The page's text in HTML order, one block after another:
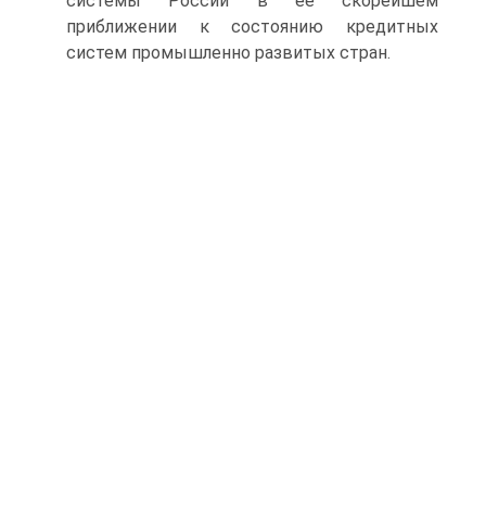
приближении к состоянию кредитных
систем промышленно развитых стран.